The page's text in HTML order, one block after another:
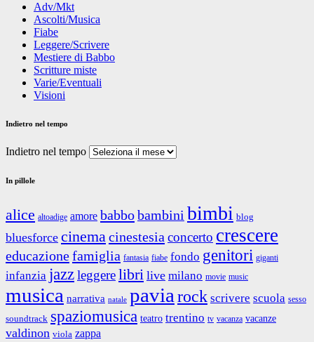
Adv/Mkt
Ascolti/Musica
Fiabe
Leggere/Scrivere
Mestiere di Babbo
Scritture miste
Varie/Eventuali
Visioni
Indietro nel tempo
Indietro nel tempo
In pillole
alice altoadige amore babbobambini bimbi blog
bluesforce cinemacinestesia concerto crescere
educazionefamiglia fantasia fiabe fondo genitori giganti
infanzia jazzleggerelibri live milano movie music
musica narrativa natale pavia rock scrivere scuola sesso
soundtrack spaziomusica teatro trentino tv vacanza vacanze
valdinon viola zappa